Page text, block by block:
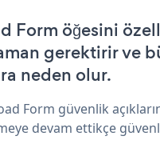
Form öğesini
gerektirir ve
neden olur.
Form güvenlik
devam ettikçe